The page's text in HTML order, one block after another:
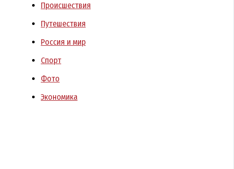
Происшествия
Путешествия
Россия и мир
Спорт
Фото
Экономика